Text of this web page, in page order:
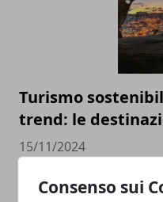
Consenso sui
Turismo
trend: le
15/11/2024